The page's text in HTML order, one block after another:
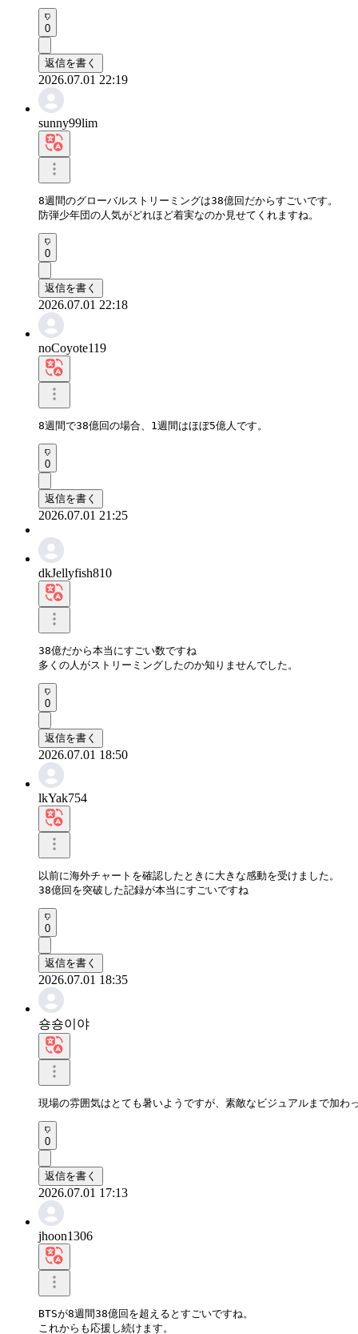
0
返信を書く
2026.07.01 22:19
sunny99lim
8週間のグローバルストリーミングは38億回だからすごいです。
防弾少年団の人気がどれほど着実なのか見せてくれますね。
0
返信を書く
2026.07.01 22:18
noCoyote119
8週間で38億回の場合、1週間はほぼ5億人です。
0
返信を書く
2026.07.01 21:25
dkJellyfish810
38億だから本当にすごい数ですね
多くの人がストリーミングしたのか知りませんでした。
0
返信を書く
2026.07.01 18:50
lkYak754
以前に海外チャートを確認したときに大きな感動を受けました。
38億回を突破した記録が本当にすごいですね
0
返信を書く
2026.07.01 18:35
숑숑이야
現場の雰囲気はとても暑いようですが、素敵なビジュアルまで加わ
0
返信を書く
2026.07.01 17:13
jhoon1306
BTSが8週間38億回を超えるとすごいですね。
これからも応援し続けます。